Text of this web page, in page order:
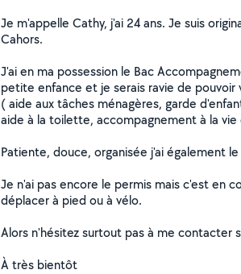
Je m'appelle Cathy, j'ai 24 ans. Je suis
Cahors.
J'ai en ma possession le Bac
petite enfance et je serais ravie de
( aide aux tâches ménagères, garde
aide à la toilette, accompagnement à la
Patiente, douce, organisée j'ai également
Je n'ai pas encore le permis mais c'est en
déplacer à pied ou à vélo.
Alors n'hésitez surtout pas à me contacter
À très bientôt